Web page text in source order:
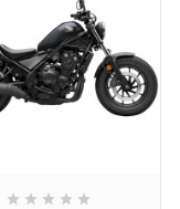
    